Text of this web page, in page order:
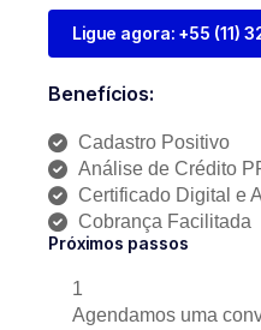
Ligue agora: +55 (11)
Benefícios:
Cadastro Positivo
Análise de Crédito
Certificado Digital e
Cobrança Facilitada
Próximos passos
1
Agendamos uma